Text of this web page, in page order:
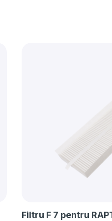
Filtru F 7 pentru